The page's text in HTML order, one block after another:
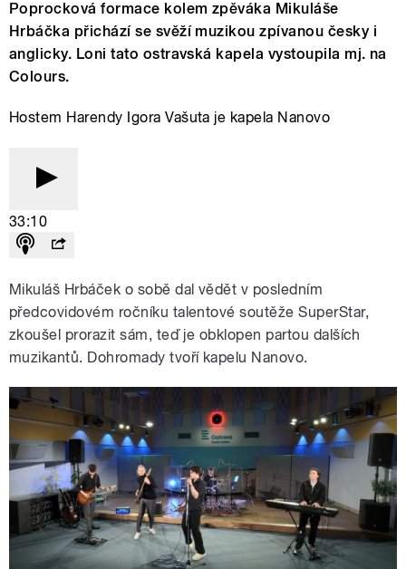
Poprocková formace kolem zpěváka Mikuláše
Hrbáčka přichází se svěží muzikou zpívanou česky i
anglicky. Loni tato ostravská kapela vystoupila mj. na
Colours.
Hostem Harendy Igora Vašuta je kapela Nanovo
33:10
Mikuláš Hrbáček o sobě dal vědět v posledním
předcovidovém ročníku talentové soutěže SuperStar,
zkoušel prorazit sám, teď je obklopen partou dalších
muzikantů. Dohromady tvoří kapelu Nanovo.